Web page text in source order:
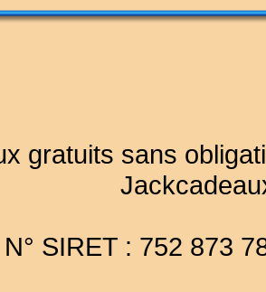
gratuits sans
N° SIRET : 752 873